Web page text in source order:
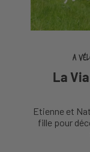
A
La
Etienne et
fille pour